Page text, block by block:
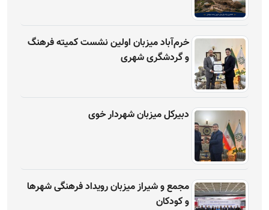
خرم‌آباد میزبان اولین نشست کمیته فرهنگ
و گردشگری شهری
دبیرکل میزبان شهردار خوی
مجمع و شیراز میزبان رویداد فرهنگی شهرها
و کودکان